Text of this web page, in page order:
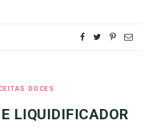
DOCES
LIQUIDIFICADOR